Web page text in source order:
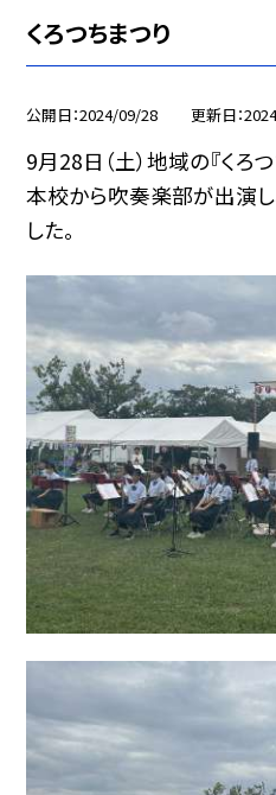
くろつちまつり
公開日 2024/09/28 更新日
9月28日（土）地域の『くろ
本校から吹奏楽部が出演
した。